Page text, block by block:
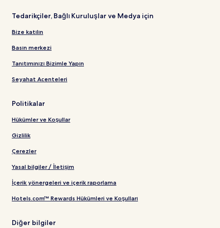
Tedarikçiler, Bağlı Kuruluşlar ve Medya için
Bize katılın
Basın merkezi
Tanıtımınızı Bizimle Yapın
Seyahat Acenteleri
Politikalar
Hükümler ve Koşullar
Gizlilik
Çerezler
Yasal bilgiler / İletişim
İçerik yönergeleri ve içerik raporlama
Hotels.com™ Rewards Hükümleri ve Koşulları
Diğer bilgiler